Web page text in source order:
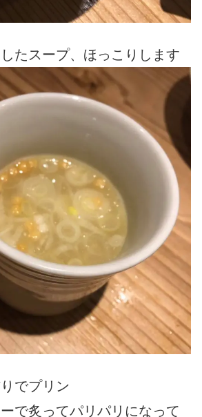
たスープ、ほっこりします
でプリン
ーで炙ってパリパリになって